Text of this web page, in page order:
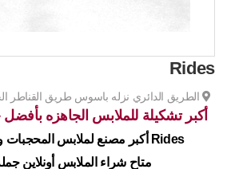
Rides
الطريق الدائري نزله باسوس طريق القناطر
أكبر تشكيلة للملابس الجاهزه
Rides أكبر مصنع لملابس المحجبات والأطفال والرجال
متاح شراء الملابس أونلاين